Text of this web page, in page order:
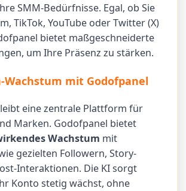
SMM-Bedürfnisse. Egal, ob Sie
TikTok, YouTube oder Twitter (X)
bietet maßgeschneiderte
um Ihre Präsenz zu stärken.
mit Godofpanel
eine zentrale Plattform für
Marken. Godofpanel bietet
Wachstum mit
gezielten Followern, Story-
Interaktionen. Die KI sorgt
Konto stetig wächst, ohne